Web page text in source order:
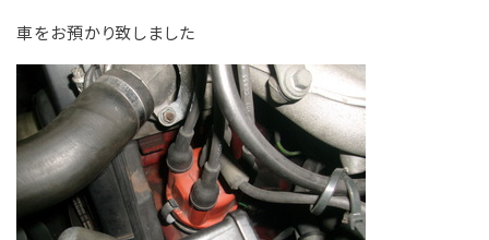
車をお預かり致しました